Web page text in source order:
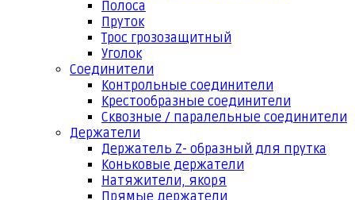
Полоса
Пруток
Трос грозозащитный
Уголок
Соединители
Контрольные соединители
Крестообразные соединители
Сквозные / паралельные соединители
Держатели
Держатель Z- образный для прутка
Коньковые держатели
Натяжители, якоря
Прямые держатели